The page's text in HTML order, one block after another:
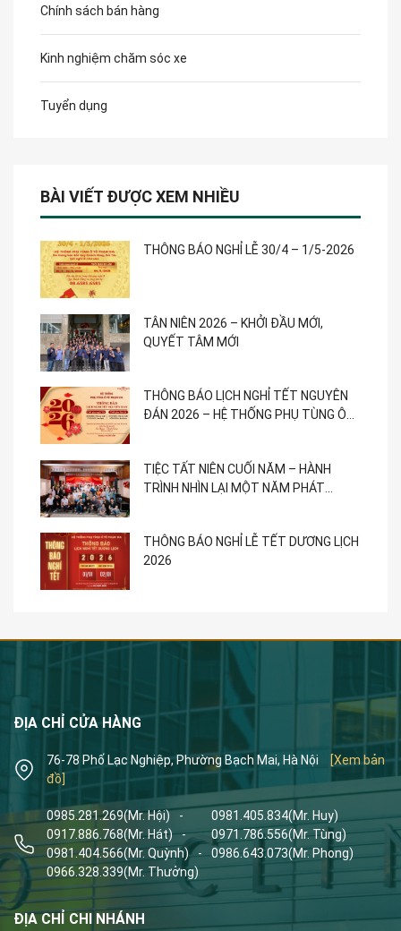
Chính sách bán hàng
Kinh nghiệm chăm sóc xe
Tuyển dụng
BÀI VIẾT ĐƯỢC XEM NHIỀU
THÔNG BÁO NGHỈ LỄ 30/4 – 1/5-2026
TÂN NIÊN 2026 – KHỞI ĐẦU MỚI,
QUYẾT TÂM MỚI
THÔNG BÁO LỊCH NGHỈ TẾT NGUYÊN
ĐÁN 2026 – HỆ THỐNG PHỤ TÙNG Ô
TIỆC TẤT NIÊN CUỐI NĂM – HÀNH
TRÌNH NHÌN LẠI MỘT NĂM PHÁT
THÔNG BÁO NGHỈ LỄ TẾT DƯƠNG LỊCH
2026
ĐỊA CHỈ CỬA HÀNG
76-78 Phố Lạc Nghiệp, Phường Bạch Mai, Hà Nội
[Xem bản
đồ]
0985.281.269(Mr. Hội) - 0981.405.834(Mr. Huy)
0917.886.768(Mr. Hát) - 0971.786.556(Mr. Tùng)
0981.404.566(Mr. Quỳnh) - 0986.643.073(Mr. Phong)
0966.328.339(Mr. Thưởng)
ĐỊA CHỈ CHI NHÁNH